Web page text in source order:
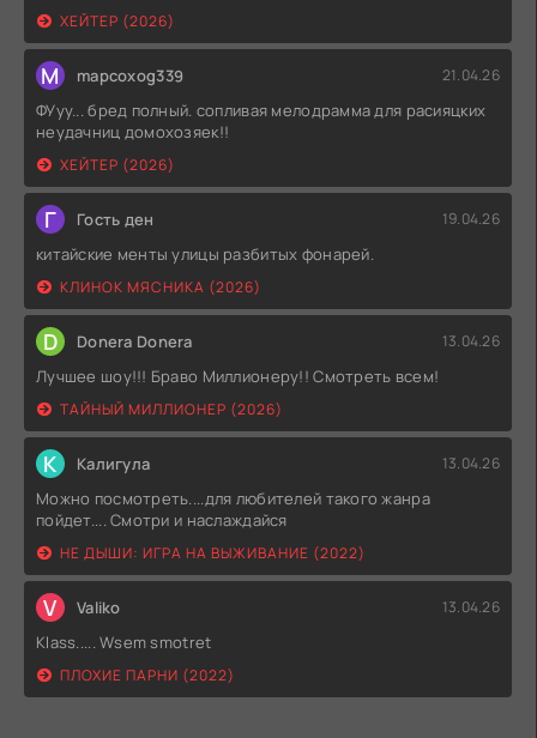
ХЕЙТЕР (2026)
M mapcoxog339 21.04.26
ФУуу... бред полный. сопливая мелодрамма для расияцких
неудачниц домохозяек!!
ХЕЙТЕР (2026)
Г Гость ден 19.04.26
китайские менты улицы разбитых фонарей.
КЛИНОК МЯСНИКА (2026)
D Donera Donera 13.04.26
Лучшее шоу!!! Браво Миллионеру!! Смотреть всем!
ТАЙНЫЙ МИЛЛИОНЕР (2026)
К Калигула 13.04.26
Можно посмотреть....для любителей такого жанра
пойдет.... Смотри и наслаждайся
НЕ ДЫШИ: ИГРА НА ВЫЖИВАНИЕ (2022)
V Valiko 13.04.26
Klass..... Wsem smotret
ПЛОХИЕ ПАРНИ (2022)